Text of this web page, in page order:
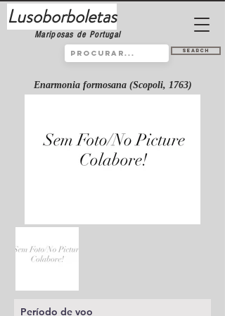
Lusoborboletas
Mariposas de Portugal
Search
Enarmonia formosana (Scopoli, 1763)
Período de voo